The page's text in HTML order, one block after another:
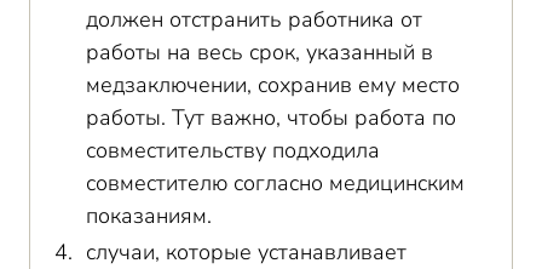
должен отстранить работника от
работы на весь срок, указанный в
медзаключении, сохранив ему место
работы. Тут важно, чтобы работа по
совместительству подходила
совместителю согласно медицинским
показаниям.
случаи, которые устанавливает